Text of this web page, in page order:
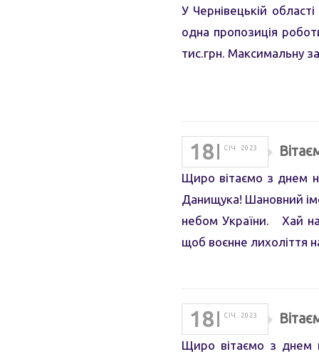
У Чернівецькій
одна пропозиція
тис.грн. Максимальну
18 СІЧ. 2023
Щиро вітаємо з днем
Данищука! Шановний
небом України. Хай
щоб воєнне лихоліття
18 СІЧ. 2023
Щиро вітаємо з днем